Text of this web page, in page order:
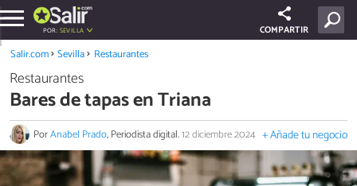
POR: SEVILLA COMPARTIR
Salir.com Sevilla Restaurantes
Restaurantes
Bares de tapas en Triana
PorAnabel Prado, Periodista digital.12 diciembre 2024 + Añade tu negocio